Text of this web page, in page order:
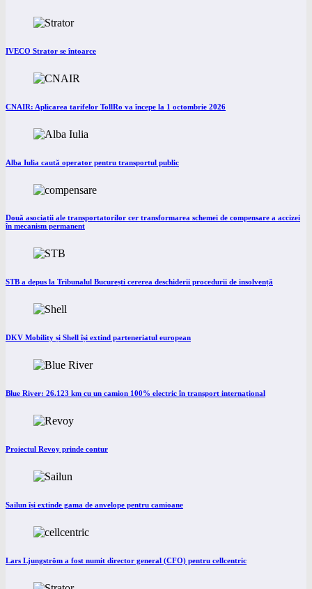
IVECO Strator se întoarce
CNAIR: Aplicarea tarifelor TollRo va începe la 1 octombrie 2026
Alba Iulia caută operator pentru transportul public
Două asociații ale transportatorilor cer transformarea schemei de compensare a accizei
în mecanism permanent
STB a depus la Tribunalul București cererea deschiderii procedurii de insolvență
DKV Mobility și Shell își extind parteneriatul european
Blue River: 26.123 km cu un camion 100% electric în transport internațional
Proiectul Revoy prinde contur
Sailun își extinde gama de anvelope pentru camioane
Lars Ljungström a fost numit director general (CFO) pentru cellcentric